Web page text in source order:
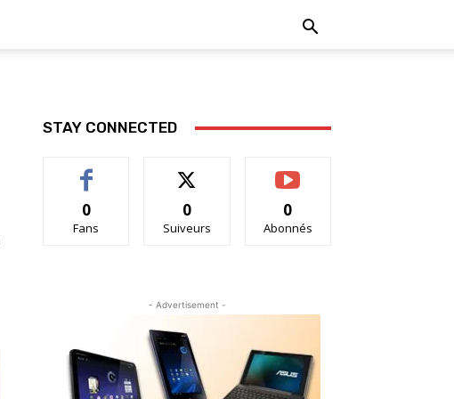
STAY CONNECTED
0
Fans
0
Suiveurs
0
Abonnés
- Advertisement -